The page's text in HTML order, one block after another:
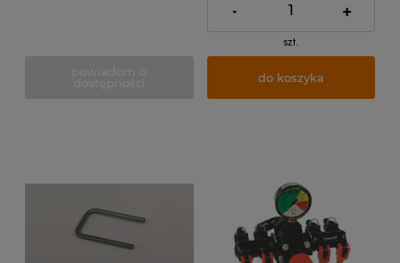
- +
szt.
do koszyka